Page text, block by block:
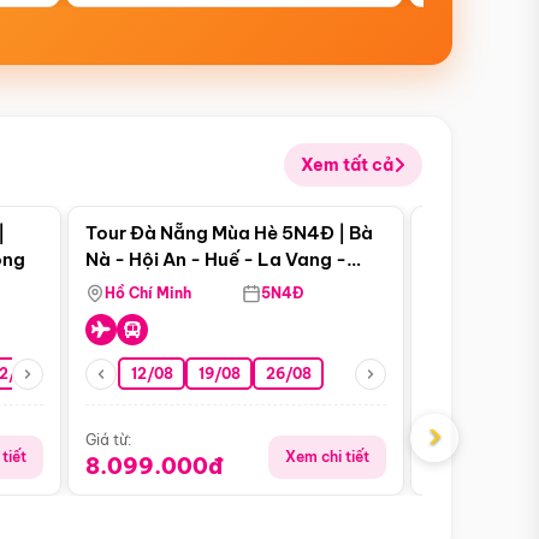
Xem tất cả
08 26/08 05/09 09/09 12/09
tiết
Điểm nổi bật
Tour Đà Nẵng Mùa Hè 5N4Đ | Bà
Nà - Hội An - Huế - La Vang -
Động Thiên Đường
Hồ Chí Minh 5N4Đ
12/08 19/08 26/08
Giá từ:
8.099.000đ Xem chi tiết
Giá từ:
›